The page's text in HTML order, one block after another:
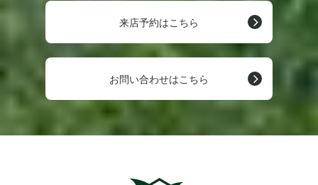
来店予約はこちら
お問い合わせはこちら